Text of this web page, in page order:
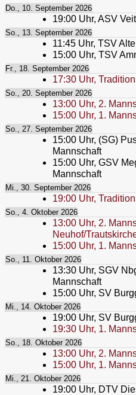
Do., 10. September 2026
19:00 Uhr, ASV
So., 13. September 2026
11:45 Uhr, TSV
15:00 Uhr, TSV
Fr., 18. September 2026
17:30 Uhr,
So., 20. September 2026
13:00 Uhr, 2.
15:00 Uhr, 1.
So., 27. September 2026
15:00 Uhr, (SG)
Mannschaft
15:00 Uhr, GSV
Mannschaft
Mi., 30. September 2026
19:00 Uhr,
So., 4. Oktober 2026
13:00 Uhr, 2.
Neuhof/
15:00 Uhr, 1.
So., 11. Oktober 2026
13:30 Uhr, SGV
Mannschaft
15:00 Uhr, SV
Mi., 14. Oktober 2026
19:00 Uhr, SV
19:30 Uhr, 1.
So., 18. Oktober 2026
13:00 Uhr, 2.
15:00 Uhr, 1.
Mi., 21. Oktober 2026
19:00 Uhr, DTV